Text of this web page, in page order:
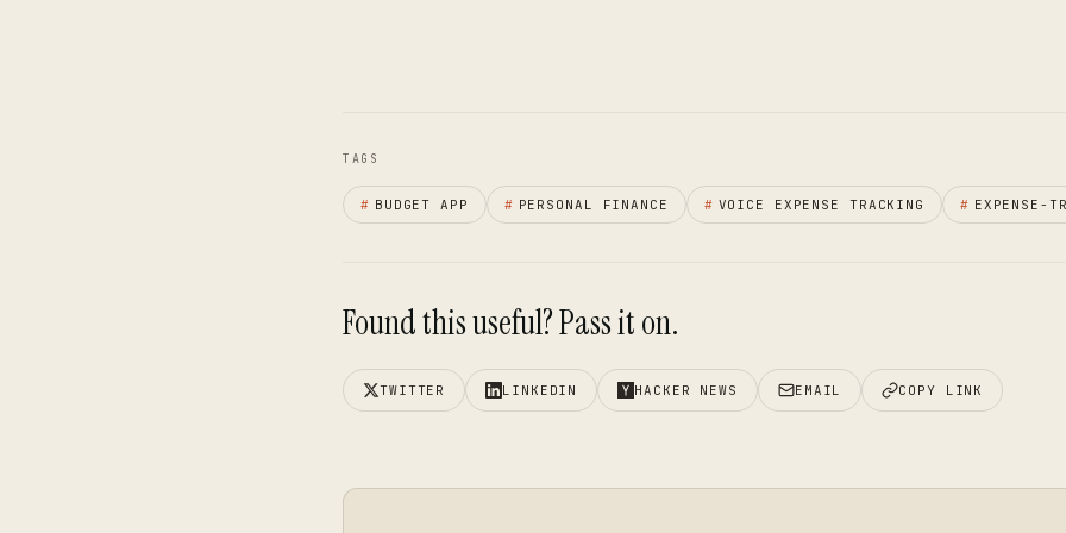
TAGS
# BUDGET APP # PERSONAL FINANCE # VOICE EXPENSE TRACKING # EXPENSE-
Found this useful? Pass it on.
TWITTER LINKEDIN HACKER NEWS EMAIL COPY LINK